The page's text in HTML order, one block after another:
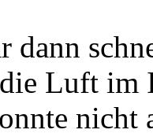
dann
Luft im